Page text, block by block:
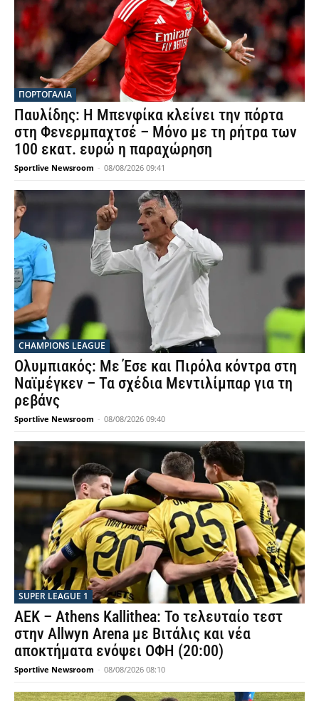
ΠΟΡΤΟΓΑΛΙΑ
Παυλίδης: Η Μπενφίκα κλείνει την πόρτα
στη Φενερμπαχτσέ – Μόνο με τη ρήτρα των
100 εκατ. ευρώ η παραχώρηση
Sportlive Newsroom - 08/08/2026 09:41
CHAMPIONS LEAGUE
Ολυμπιακός: Με Έσε και Πιρόλα κόντρα στη
Ναϊμέγκεν – Τα σχέδια Μεντιλίμπαρ για τη
ρεβάνς
Sportlive Newsroom - 08/08/2026 09:40
SUPER LEAGUE 1
ΑΕΚ – Athens Kallithea: Το τελευταίο τεστ
στην Allwyn Arena με Βιτάλις και νέα
αποκτήματα ενόψει ΟΦΗ (20:00)
Sportlive Newsroom - 08/08/2026 08:10